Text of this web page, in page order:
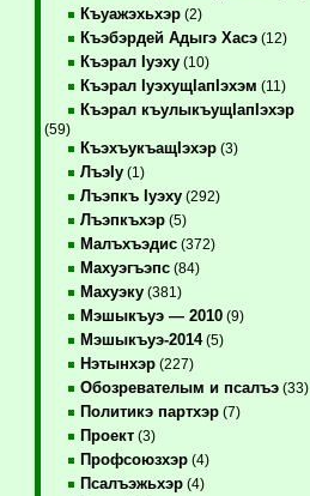
Къуажэхьхэр(2)
Къэбэрдей Адыгэ Хасэ(12)
Къэрал Iуэху(10)
Къэрал IуэхущIапIэхэм (11)
Къэрал къулыкъущIапIэхэр
(59)
КъэхъукъащIэхэр(3)
ЛъэIу(1)
Лъэпкъ Iуэху(292)
Лъэпкъхэр(5)
Малъхъэдис(372)
Махуэгъэпс(84)
Махуэку(381)
Мэшыкъуэ — 2010(9)
Мэшыкъуэ-2014(5)
Нэтынхэр(227)
Обозревателым и псалъэ(33)
Политикэ партхэр(7)
Проект(3)
Профсоюзхэр(4)
Псалъэжьхэр(4)